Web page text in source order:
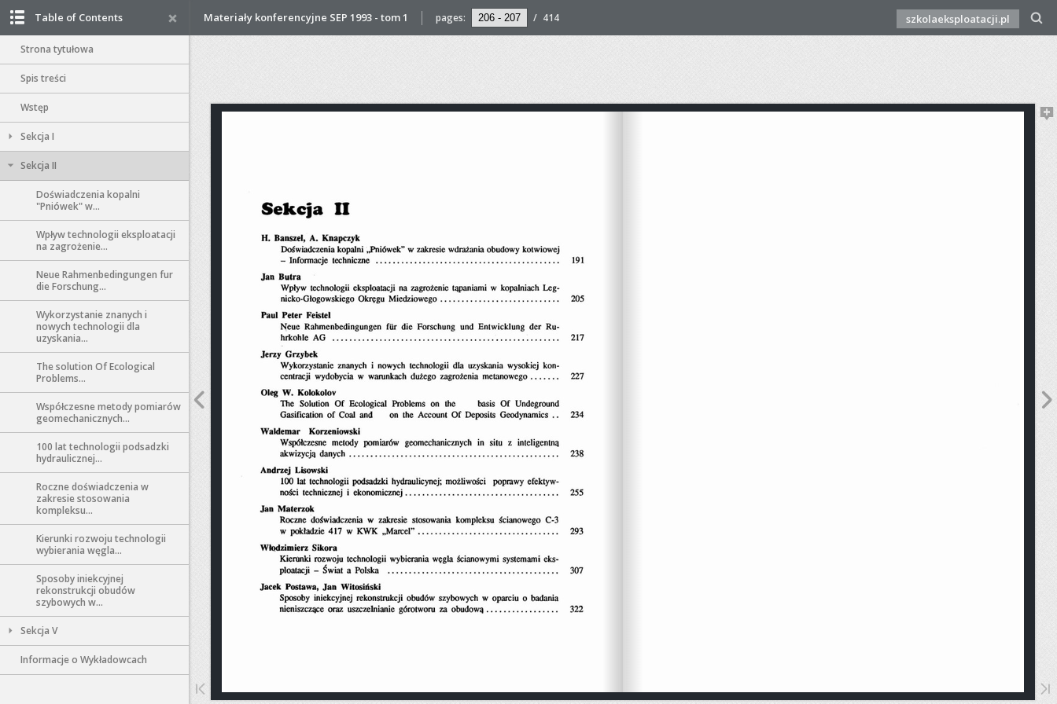
Materiały konferencyjne SEP 1993 - tom 1 pages: / 414 szkolaeksploatacji.pl
Table of Contents
Strona tytułowa
Spis treści
Wstęp
Sekcja I
Sekcja II
Doświadczenia kopalni
"Pniówek" w...
Wpływ technologii eksploatacji
na zagrożenie...
Neue Rahmenbedingungen fur
die Forschung...
Wykorzystanie znanych i
nowych technologii dla
uzyskania...
The solution Of Ecological
Problems...
Współczesne metody pomiarów
geomechanicznych...
100 lat technologii podsadzki
hydraulicznej...
Roczne doświadczenia w
zakresie stosowania
kompleksu...
Kierunki rozwoju technologii
wybierania węgla...
Sposoby iniekcyjnej
rekonstrukcji obudów
szybowych w...
Sekcja V
Informacje o Wykładowcach